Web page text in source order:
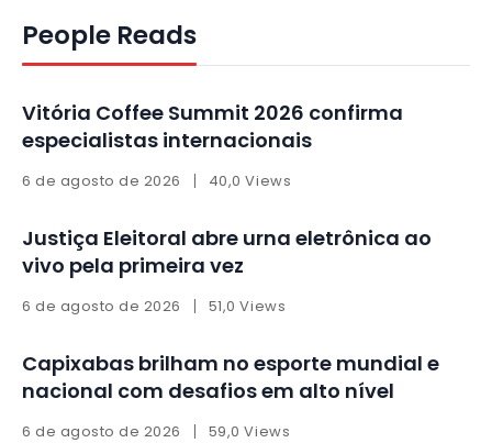
People Reads
Vitória Coffee Summit 2026 confirma
especialistas internacionais
6 de agosto de 2026 40,0 Views
Justiça Eleitoral abre urna eletrônica ao
vivo pela primeira vez
6 de agosto de 2026 51,0 Views
Capixabas brilham no esporte mundial e
nacional com desafios em alto nível
6 de agosto de 2026 59,0 Views